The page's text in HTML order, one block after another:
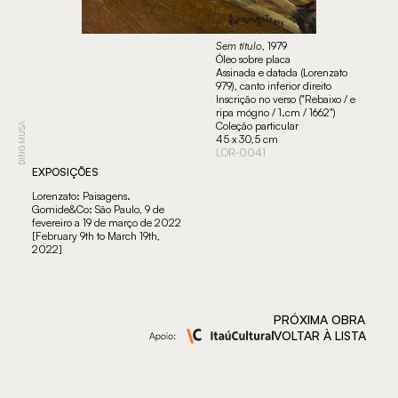
DING MUSA
Sem título, 1979
Óleo sobre placa
Assinada e datada (Lorenzato
979), canto inferior direito
Inscrição no verso ("Rebaixo / e
ripa mógno / 1.cm / 1662")
Coleção particular
45 x 30,5 cm
LOR-0041
EXPOSIÇÕES
Lorenzato: Paisagens.
Gomide&Co: São Paulo, 9 de
fevereiro a 19 de março de 2022
[February 9th to March 19th,
2022]
PRÓXIMA OBRA
VOLTAR À LISTA